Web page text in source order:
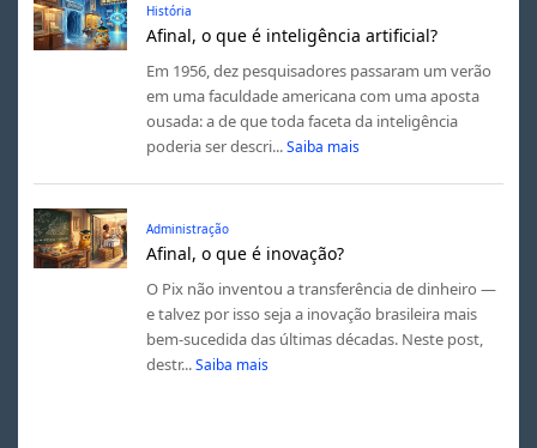
História
Afinal, o que é inteligência artificial?
Em 1956, dez pesquisadores passaram um verão
em uma faculdade americana com uma aposta
ousada: a de que toda faceta da inteligência
poderia ser descri... Saiba mais
Administração
Afinal, o que é inovação?
O Pix não inventou a transferência de dinheiro —
e talvez por isso seja a inovação brasileira mais
bem-sucedida das últimas décadas. Neste post,
destr... Saiba mais